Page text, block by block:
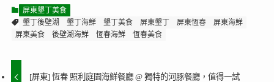
屏東墾丁美食
墾丁後壁湖
墾丁海鮮 墾丁美食 屏東墾丁 屏東恆春
屏東海鮮
屏東美食
後壁湖海鮮 恆春海鮮 恆春美食
[屏東] 恆春 照利庭園海鮮餐廳 @ 獨特的河豚餐廳，值得一試